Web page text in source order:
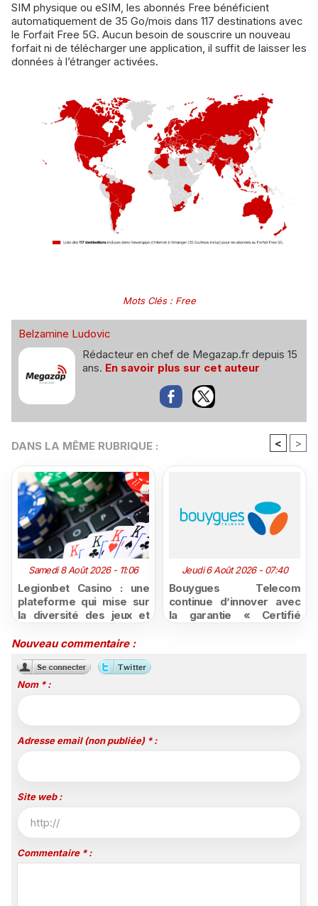
SIM physique ou eSIM, les abonnés Free bénéficient
automatiquement de 35 Go/mois dans 117 destinations avec
le Forfait Free 5G. Aucun besoin de souscrire un nouveau
forfait ni de télécharger une application, il suffit de laisser les
données à l’étranger activées.
Mots Clés: Free
Belzamine Ludovic
Rédacteur en chef de Megazap.fr depuis 15
ans. En savoir plus sur cet auteur
DANS LA MÊME RUBRIQUE : < >
Samedi 8 Août 2026 - 11:06
Legionbet Casino : une
plateforme qui mise sur
la diversité des jeux et
attractives
Jeudi 6 Août 2026 - 07:40
Bouygues Telecom
continue d’innover avec
la garantie « Certifié
Nouveau commentaire :
Nom * :
Adresse email (non publiée) * :
Site web :
Commentaire * :